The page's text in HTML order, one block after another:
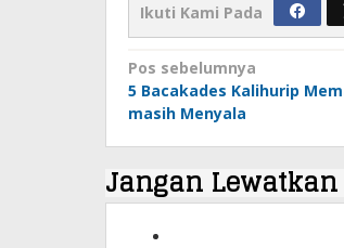
Ikuti Kami Pada
Navigasi
pos
Pos sebelumnya
5 Bacakades Kalihurip
masih Menyala
Jangan Lewatkan